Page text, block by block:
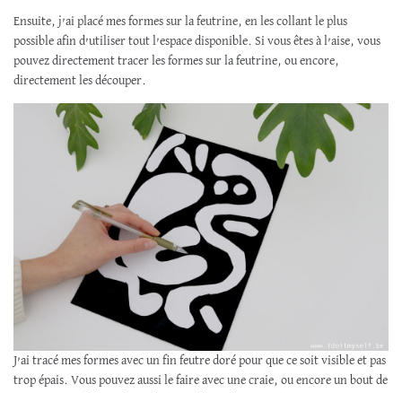
Ensuite, j’ai placé mes formes sur la feutrine, en les collant le plus
possible afin d’utiliser tout l’espace disponible. Si vous êtes à l’aise, vous
pouvez directement tracer les formes sur la feutrine, ou encore,
directement les découper.
J’ai tracé mes formes avec un fin feutre doré pour que ce soit visible et pas
trop épais. Vous pouvez aussi le faire avec une craie, ou encore un bout de